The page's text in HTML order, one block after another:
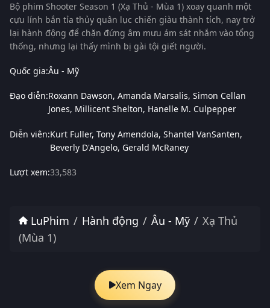
Bộ phim Shooter Season 1 (Xạ Thủ - Mùa 1) xoay quanh một
cựu lính bắn tỉa thủy quân lục chiến giàu thành tích, nay trở
lại hành động để chặn đứng âm mưu ám sát nhắm vào tổng
thống, nhưng lại thấy mình bị gài tội giết người.
Quốc gia:Âu - Mỹ
Đạo diễn:Roxann Dawson Amanda Marsalis Simon Cellan
Jones Millicent Shelton Hanelle M. Culpepper
Diễn viên:Kurt Fuller Tony Amendola Shantel VanSanten
Beverly D'Angelo Gerald McRaney
Lượt xem:33,583
LuPhim Hành động Âu - Mỹ
Xạ Thủ
(Mùa 1)
Xem Ngay